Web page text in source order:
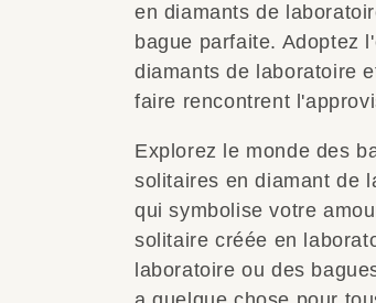
en diamants de
bague parfaite. Adoptez
diamants de laboratoire
faire rencontrent
Explorez le monde des
solitaires en diamant de
qui symbolise votre
solitaire créée en
laboratoire ou des